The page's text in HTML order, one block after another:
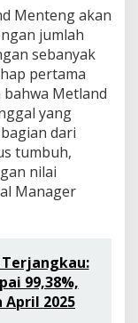
Menteng akan
jumlah
sebanyak
pertama
Metland
yang
dari
tumbuh,
nilai
Manager
99,38%,
April 2025